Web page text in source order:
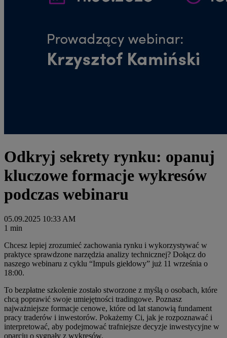
Odkryj sekrety rynku: opanuj
kluczowe formacje wykresów
podczas webinaru
05.09.2025 10:33 AM
1 min
Chcesz lepiej zrozumieć zachowania rynku i wykorzystywać w
praktyce sprawdzone narzędzia analizy technicznej? Dołącz do
naszego webinaru z cyklu “Impuls giełdowy” już 11 września o
18:00.
To bezpłatne szkolenie zostało stworzone z myślą o osobach, które
chcą poprawić swoje umiejętności tradingowe. Poznasz
najważniejsze formacje cenowe, które od lat stanowią fundament
pracy traderów i inwestorów. Pokażemy Ci, jak je rozpoznawać i
interpretować, aby podejmować trafniejsze decyzje inwestycyjne w
oparciu o sygnały z wykresów.